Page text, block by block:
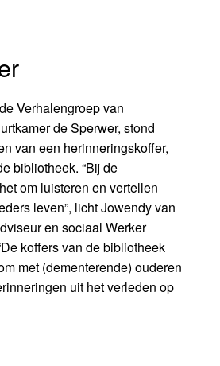
Verhalengroep van
de Sperwer, stond
van een herinneringskoffer,
bibliotheek. “Bij de
om luisteren en vertellen
leven”, licht Jowendy van
en sociaal Werker
koffers van de bibliotheek
met (dementerende) ouderen
uit het verleden op